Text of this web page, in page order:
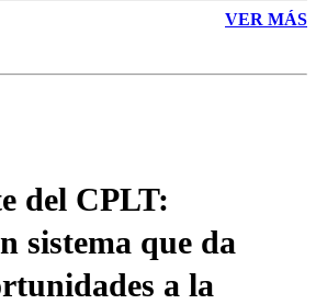
VER MÁS
del CPLT:
sistema que da
a la